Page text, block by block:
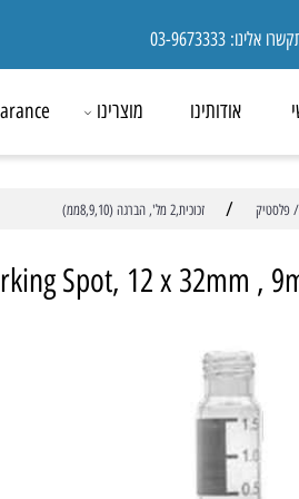
אודותינו מוצרינו Clearance
/ זכוכית,2 מל', הברגה (8,9,10ממ)
Spot, 12 x